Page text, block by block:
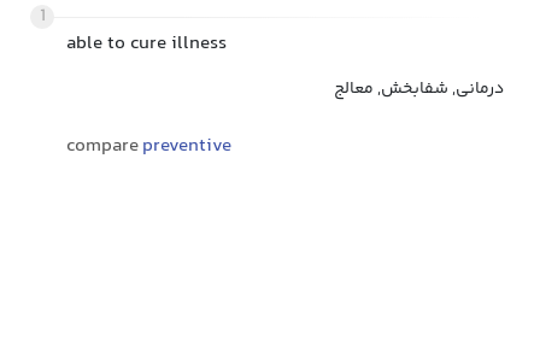
1
able to cure illness
درمانی, شفابخش, معالج
comparepreventive